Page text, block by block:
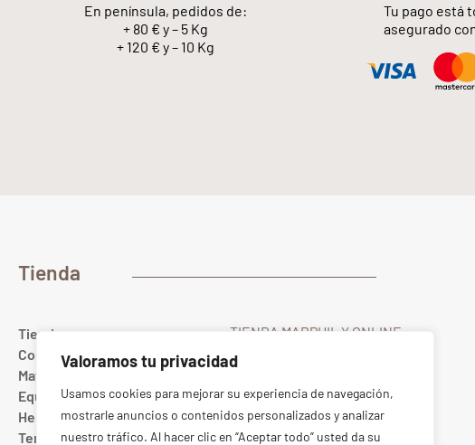
Valoramos tu privacidad
Usamos cookies para mejorar su experiencia de navegación,
mostrarle anuncios o contenidos personalizados y analizar
nuestro tráfico. Al hacer clic en “Aceptar todo” usted da su
En península, pedidos de:
+ 80 € y – 5 Kg
+ 120 € y – 10 Kg
Tu pago está
asegurado
Tienda
Tienda
Colores
Materias primas
Equipamiento cerámico
Herramientas
Tercer fuego
TIENDA MARPHIL Y ONLINE
28022 MADRID Spain
T. (+34) 91 367 67 40
Whatsapp689 10 20 88
ONLINE:pedidos@marphil.com
TIENDA:tienda@marphil.com